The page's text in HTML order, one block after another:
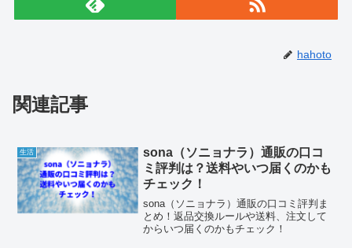
hahoto
関連記事
生活
sona（ソニョナラ）通販の口コ
ミ評判は？送料やいつ届くのかも
チェック！
sona（ソニョナラ）通販の口コミ評判ま
とめ！返品交換ルールや送料、注文して
からいつ届くのかもチェック！